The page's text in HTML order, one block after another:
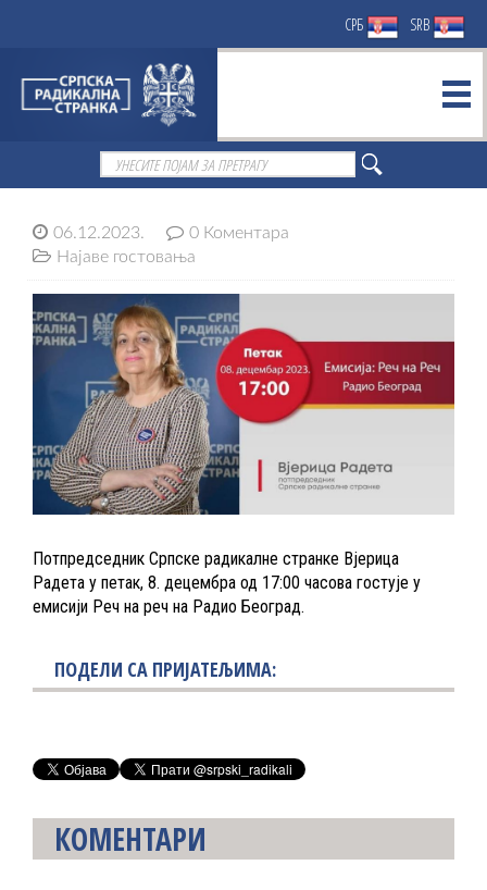
СРБ SRB
06.12.2023.
0 Коментара
Најаве гостовања
Потпредседник Српске радикалне странке Вјерица
Радета у петак, 8. децембра од 17:00 часова гостује у
емисији Реч на реч на Радио Београд.
ПОДЕЛИ СА ПРИЈАТЕЉИМА:
КОМЕНТАРИ